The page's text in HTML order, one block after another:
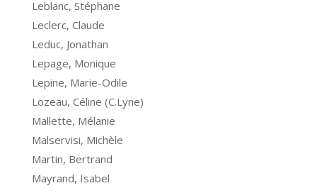
Leblanc, Stéphane
Leclerc, Claude
Leduc, Jonathan
Lepage, Monique
Lepine, Marie-Odile
Lozeau, Céline (C.Lyne)
Mallette, Mélanie
Malservisi, Michèle
Martin, Bertrand
Mayrand, Isabel